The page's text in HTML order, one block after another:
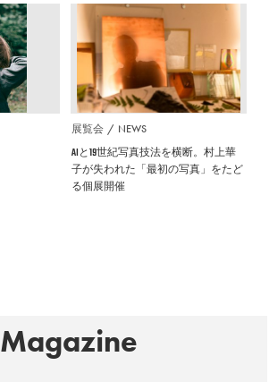
展覧会 NEWS
AIと19世紀写真技法を横断。村上華
子が失われた「最初の写真」をたど
る個展開催
Magazine